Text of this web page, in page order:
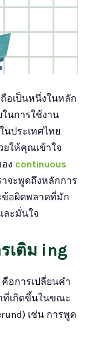
อเป็นหนึ่งในหลัก
นการใช้งาน
นประเทศไทย
ยให้คุณเข้าใจ
ง continuous
จะพูดถึงหลักการ
ข้อผิดพลาดที่มัก
ละมั่นใจ
เติม ing
คือการเปลี่ยนคำ
ที่เกิดขึ้นในขณะ
เช่น การพูด